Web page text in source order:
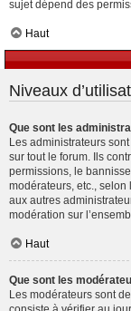
sujet dépend des
Haut
Niveaux
Que sont les
Les administrateurs
sur tout le forum. Ils
permissions, le
modérateurs, etc.,
aux autres
modération sur
Haut
Que sont les
Les modérateurs sont